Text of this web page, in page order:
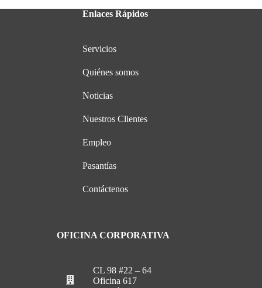
Enlaces Rápidos
Servicios
Quiénes somos
Noticias
Nuestros Clientes
Empleo
Pasantías
Contáctenos
OFICINA CORPORATIVA
CL 98 #22 – 64
Oficina 617